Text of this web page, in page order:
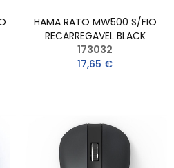
HAMA RATO MW500 S/FIO
RECARREGAVEL BLACK
173032
17,65 €